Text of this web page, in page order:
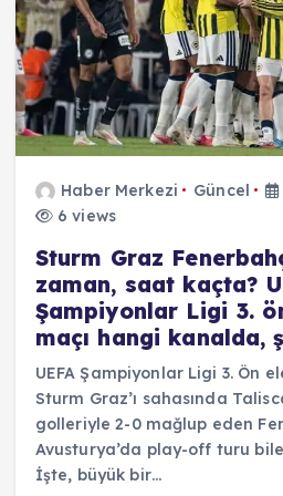
Haber Merkezi Güncel
6 views
Sturm Graz
zaman, saat kaçta?
Şampiyonlar Ligi 3.
maçı hangi kanalda,
UEFA Şampiyonlar Ligi 3. Ön
Sturm Graz’ı sahasında
golleriyle 2-0 mağlup eden
Avusturya’da play-off turu
İşte, büyük bir…